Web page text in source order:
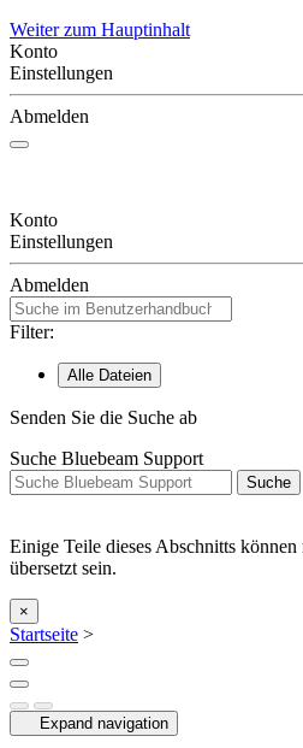
Weiter zum Hauptinhalt
Konto
Einstellungen
Abmelden
Konto
Einstellungen
Abmelden
Filter:
Alle Dateien
Senden Sie die Suche ab
Suche Bluebeam Support
Suche
Einige Teile dieses Abschnitts
übersetzt sein.
×
Startseite >
Expand navigation